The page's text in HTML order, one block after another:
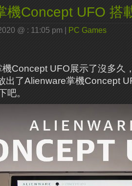
機Concept UFO 搭
@ : 11:05 pm | PC Games
Concept UFO展示了沒多久
出了Alienware掌機Concept
吧。